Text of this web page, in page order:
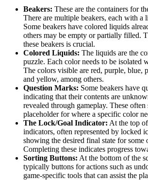
Beakers: These are the containers for
There are multiple beakers, each with a
Some beakers have colored liquids
others may be empty or partially filled.
these beakers is crucial.
Colored Liquids: The liquids are the
puzzle. Each color needs to be isolated
The colors visible are red, purple, blue,
and yellow, among others.
Question Marks: Some beakers have
indicating that their contents are
revealed through gameplay. These often
placeholder for where a specific color
The Lock/Goal Indicator: At the top
indicators, often represented by locked
showing the desired final state for some
Completing these indicates progress
Sorting Buttons: At the bottom of the
typically buttons for actions such as
game-specific tools that can assist the